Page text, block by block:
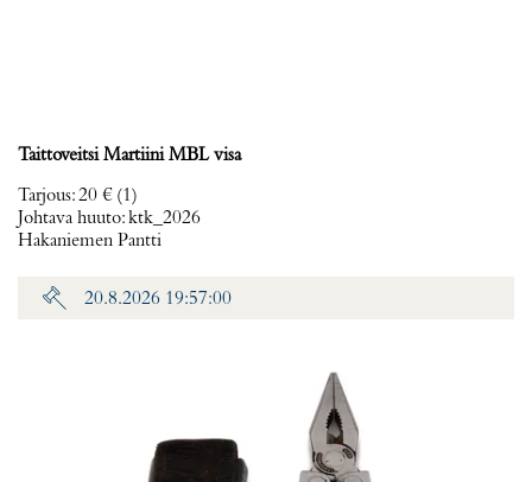
Taittoveitsi Martiini MBL visa
Tarjous:20 € (1)
Johtava huuto:ktk_2026
Hakaniemen Pantti
20.8.2026 19:57:00